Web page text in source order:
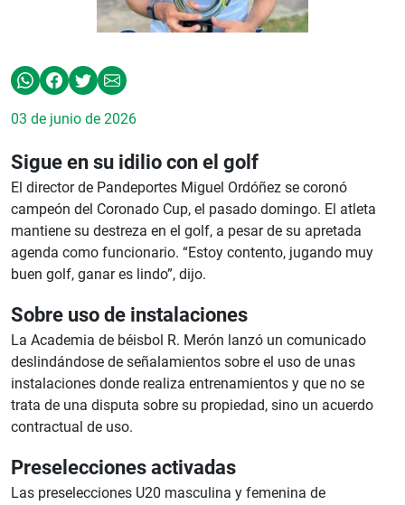
03 de junio de 2026
Sigue en su idilio con el golf
El director de Pandeportes Miguel Ordóñez se coronó
campeón del Coronado Cup, el pasado domingo. El atleta
mantiene su destreza en el golf, a pesar de su apretada
agenda como funcionario. “Estoy contento, jugando muy
buen golf, ganar es lindo”, dijo.
Sobre uso de instalaciones
La Academia de béisbol R. Merón lanzó un comunicado
deslindándose de señalamientos sobre el uso de unas
instalaciones donde realiza entrenamientos y que no se
trata de una disputa sobre su propiedad, sino un acuerdo
contractual de uso.
Preselecciones activadas
Las preselecciones U20 masculina y femenina de